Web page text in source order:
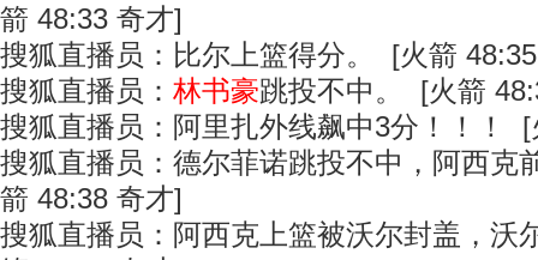
箭 48:33 奇才]
搜狐直播员：比尔上篮得分。 [火箭
搜狐直播员： 林书豪跳投不中。 [火箭
搜狐直播员：阿里扎外线飙中3分！！！
搜狐直播员：德尔菲诺跳投不中，阿西克
箭 48:38 奇才]
搜狐直播员：阿西克上篮被沃尔封盖，沃